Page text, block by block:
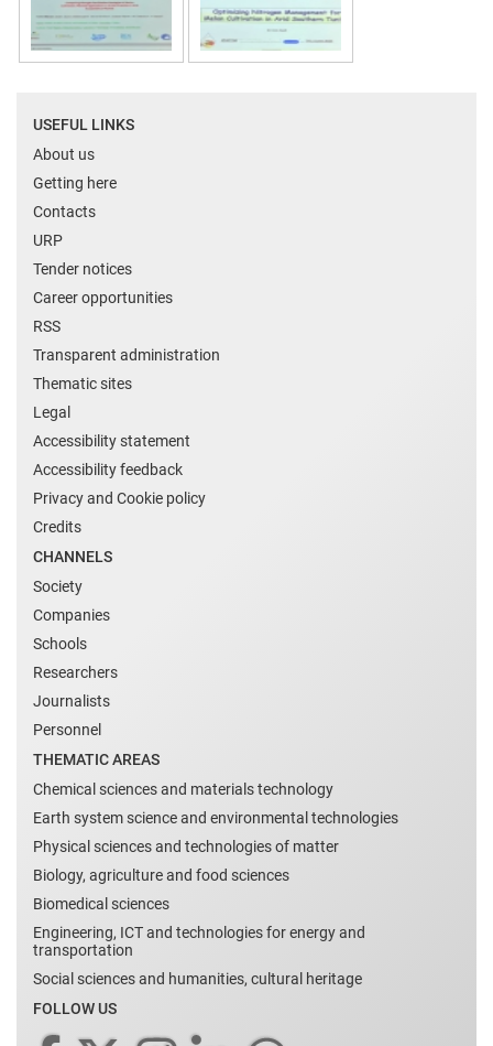
USEFUL LINKS
About us
Getting here
Contacts
URP
Tender notices
Career opportunities
RSS
Transparent administration
Thematic sites
Legal
Accessibility statement
Accessibility feedback
Privacy and Cookie policy
Credits
CHANNELS
Society
Companies
Schools
Researchers
Journalists
Personnel
THEMATIC AREAS
Chemical sciences and materials technology
Earth system science and environmental technologies
Physical sciences and technologies of matter
Biology, agriculture and food sciences
Biomedical sciences
Engineering, ICT and technologies for energy and
transportation
Social sciences and humanities, cultural heritage
FOLLOW US